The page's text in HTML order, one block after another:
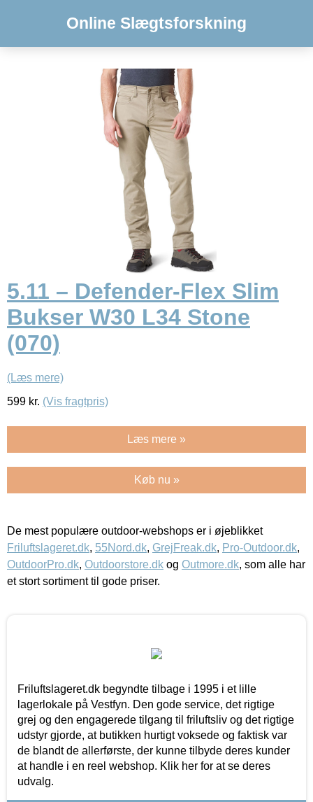
Online Slægtsforskning
5.11 – Defender-Flex Slim
Bukser W30 L34 Stone
(070)
(Læs mere)
599 kr. (Vis fragtpris)
Læs mere »
Køb nu »
De mest populære outdoor-webshops er i øjeblikket
Friluftslageret.dk, 55Nord.dk, GrejFreak.dk, Pro-Outdoor.dk,
OutdoorPro.dk, Outdoorstore.dk og Outmore.dk, som alle har
et stort sortiment til gode priser.
Friluftslageret.dk begyndte tilbage i 1995 i et lille
lagerlokale på Vestfyn. Den gode service, det rigtige
grej og den engagerede tilgang til friluftsliv og det rigtige
udstyr gjorde, at butikken hurtigt voksede og faktisk var
de blandt de allerførste, der kunne tilbyde deres kunder
at handle i en reel webshop. Klik her for at se deres
udvalg.